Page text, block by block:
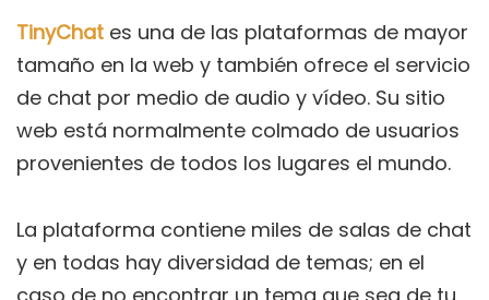
TinyChat es una de las plataformas de mayor
tamaño en la web y también ofrece el servicio
de chat por medio de audio y vídeo. Su sitio
web está normalmente colmado de usuarios
provenientes de todos los lugares el mundo.
La plataforma contiene miles de salas de chat
y en todas hay diversidad de temas; en el